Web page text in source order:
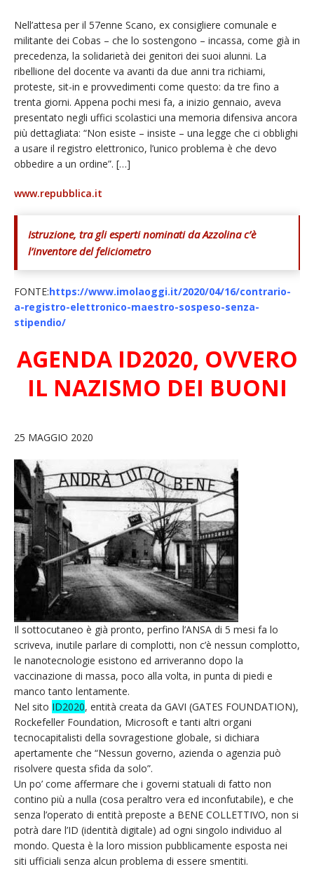
Nell’attesa per il 57enne Scano, ex consigliere comunale e
militante dei Cobas – che lo sostengono – incassa, come già in
precedenza, la solidarietà dei genitori dei suoi alunni. La
ribellione del docente va avanti da due anni tra richiami,
proteste, sit-in e provvedimenti come questo: da tre fino a
trenta giorni. Appena pochi mesi fa, a inizio gennaio, aveva
presentato negli uffici scolastici una memoria difensiva ancora
più dettagliata: “Non esiste – insiste – una legge che ci obblighi
a usare il registro elettronico, l’unico problema è che devo
obbedire a un ordine”. […]
www.repubblica.it
Istruzione, tra gli esperti nominati da Azzolina c’è
l’inventore del feliciometro
FONTE:https://www.imolaoggi.it/2020/04/16/contrario-
a-registro-elettronico-maestro-sospeso-senza-
stipendio/
AGENDA ID2020, OVVERO
IL NAZISMO DEI BUONI
25 MAGGIO 2020
Il sottocutaneo è già pronto, perfino l’ANSA di 5 mesi fa lo
scriveva, inutile parlare di complotti, non c’è nessun complotto,
le nanotecnologie esistono ed arriveranno dopo la
vaccinazione di massa, poco alla volta, in punta di piedi e
manco tanto lentamente.
Nel sito ID2020, entità creata da GAVI (GATES FOUNDATION),
Rockefeller Foundation, Microsoft e tanti altri organi
tecnocapitalisti della sovragestione globale, si dichiara
apertamente che “Nessun governo, azienda o agenzia può
risolvere questa sfida da solo”.
Un po’ come affermare che i governi statuali di fatto non
contino più a nulla (cosa peraltro vera ed inconfutabile), e che
senza l’operato di entità preposte a BENE COLLETTIVO, non si
potrà dare l’ID (identità digitale) ad ogni singolo individuo al
mondo. Questa è la loro mission pubblicamente esposta nei
siti ufficiali senza alcun problema di essere smentiti.